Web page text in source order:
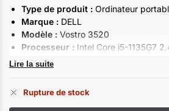
Type de produit : Ordinateur
Marque : DELL
Modèle : Vostro 3520
Processeur : Intel Core i5-1135G7
génération,
Stockage : 512 Go SSD
Lire la suite
Rupture de stock